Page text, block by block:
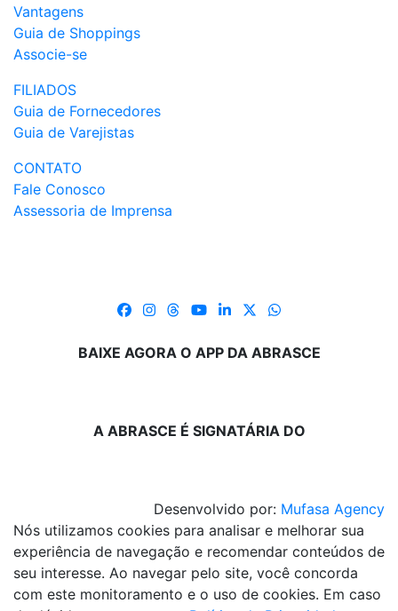
Vantagens
Guia de Shoppings
Associe-se
FILIADOS
Guia de Fornecedores
Guia de Varejistas
CONTATO
Fale Conosco
Assessoria de Imprensa
BAIXE AGORA O APP DA ABRASCE
A ABRASCE É SIGNATÁRIA DO
Desenvolvido por: Mufasa Agency
Nós utilizamos cookies para analisar e melhorar sua
experiência de navegação e recomendar conteúdos de
seu interesse. Ao navegar pelo site, você concorda
com este monitoramento e o uso de cookies. Em caso